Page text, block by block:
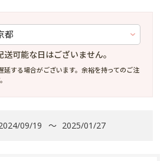
送可能な日はございません。
延する場合がございます。余裕を持ってのご注
09/19 ～ 2025/01/27